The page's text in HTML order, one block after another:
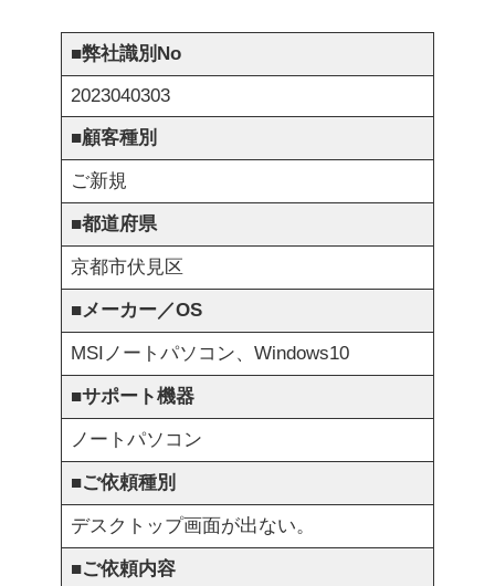
■弊社識別No
2023040303
■顧客種別
ご新規
■都道府県
京都市伏見区
■メーカー／OS
MSIノートパソコン、Windows10
■サポート機器
ノートパソコン
■ご依頼種別
デスクトップ画面が出ない。
■ご依頼内容